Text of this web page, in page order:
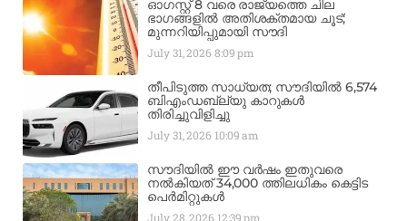
ഓഗസ്റ്റ് 8 വരെ രാജ്യത്തെ ചില
ഭാഗങ്ങളിൽ അതിശക്തമായ ചൂട്;
മുന്നറിയിപ്പുമായി സൗദി
July 31, 2026 8:09 pm
തീപിടുത്ത സാധ്യത; സൗദിയിൽ 6,574
ബിഎംഡബ്ല്യു കാറുകൾ
തിരിച്ചുവിളിച്ചു
July 31, 2026 10:09 am
സൗദിയിൽ ഈ വർഷം ഇതുവരെ
നൽകിയത് 34,000 ത്തിലധികം കെട്ടിട
പെർമിറ്റുകൾ
July 28, 2026 12:39 pm